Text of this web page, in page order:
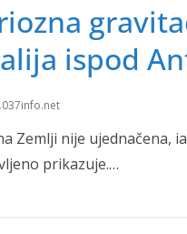
ispod
037info.net
Zemlji nije ujednačena,
prikazuje.…